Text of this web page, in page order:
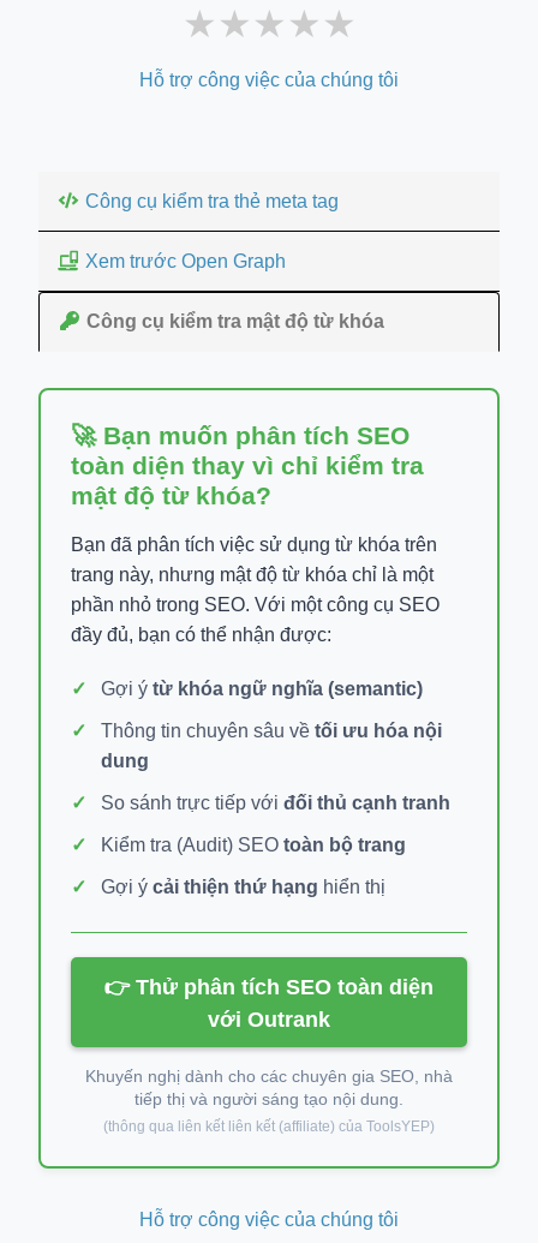
★★★★★
Hỗ trợ công việc của chúng tôi
Công cụ kiểm tra thẻ meta tag
Xem trước Open Graph
Công cụ kiểm tra mật độ từ khóa
🚀 Bạn muốn phân tích SEO
toàn diện thay vì chỉ kiểm tra
mật độ từ khóa?
Bạn đã phân tích việc sử dụng từ khóa trên
trang này, nhưng mật độ từ khóa chỉ là một
phần nhỏ trong SEO. Với một công cụ SEO
đầy đủ, bạn có thể nhận được:
Gợi ý từ khóa ngữ nghĩa (semantic)
Thông tin chuyên sâu về tối ưu hóa nội
dung
So sánh trực tiếp với đối thủ cạnh tranh
Kiểm tra (Audit) SEO toàn bộ trang
Gợi ý cải thiện thứ hạng hiển thị
👉 Thử phân tích SEO toàn diện
với Outrank
Khuyến nghị dành cho các chuyên gia SEO, nhà
tiếp thị và người sáng tạo nội dung.
(thông qua liên kết liên kết (affiliate) của ToolsYEP)
Hỗ trợ công việc của chúng tôi